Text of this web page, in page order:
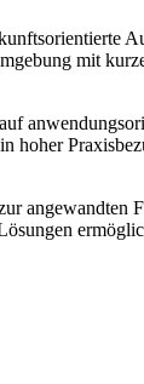
mit
hoher
angewandten